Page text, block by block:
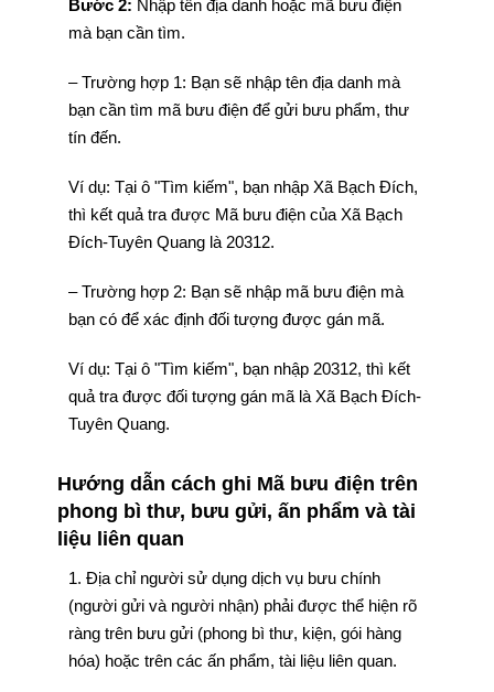
Bước 2: Nhập tên địa danh hoặc mã bưu điện
mà bạn cần tìm.
– Trường hợp 1: Bạn sẽ nhập tên địa danh mà
bạn cần tìm mã bưu điện để gửi bưu phẩm, thư
tín đến.
Ví dụ: Tại ô "Tìm kiếm", bạn nhập Xã Bạch Đích,
thì kết quả tra được Mã bưu điện của Xã Bạch
Đích-Tuyên Quang là 20312.
– Trường hợp 2: Bạn sẽ nhập mã bưu điện mà
bạn có để xác định đối tượng được gán mã.
Ví dụ: Tại ô "Tìm kiếm", bạn nhập 20312, thì kết
quả tra được đối tượng gán mã là Xã Bạch Đích-
Tuyên Quang.
Hướng dẫn cách ghi Mã bưu điện trên
phong bì thư, bưu gửi, ấn phẩm và tài
liệu liên quan
1. Địa chỉ người sử dụng dịch vụ bưu chính
(người gửi và người nhận) phải được thể hiện rõ
ràng trên bưu gửi (phong bì thư, kiện, gói hàng
hóa) hoặc trên các ấn phẩm, tài liệu liên quan.